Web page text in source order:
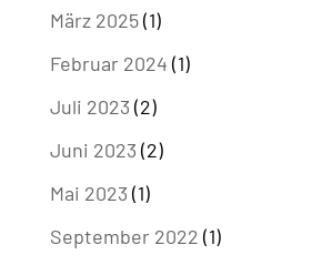
März 2025(1)
Februar 2024 (1)
Juli 2023 (2)
Juni 2023 (2)
Mai 2023 (1)
September 2022 (1)